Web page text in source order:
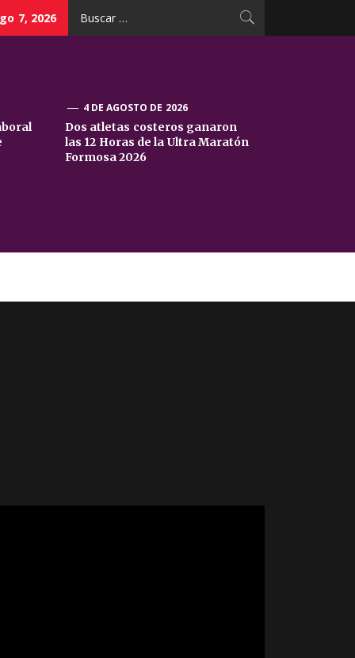
7, 2026
4 DE AGOSTO DE 2026
Dos atletas costeros ganaron
las 12 Horas de la Ultra Maratón
Formosa 2026